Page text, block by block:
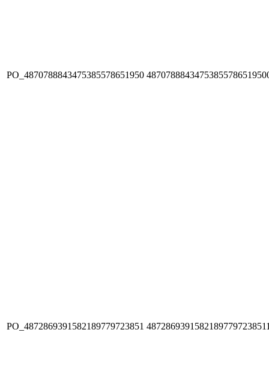
PO_4870788843475385578651950
PO_4872869391582189779723851